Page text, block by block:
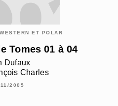
ET POLAR
Tomes 01 à 04
Dufaux
Charles
2005